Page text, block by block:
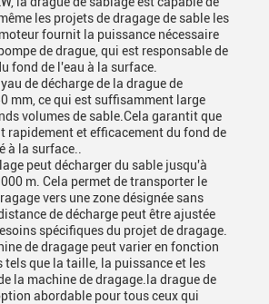
les projets de dragage de sable les
fournit la puissance nécessaire
de drague, qui est responsable de
fond de l'eau à la surface.
de décharge de la drague de
mm, ce qui est suffisamment large
volumes de sable.Cela garantit que
rapidement et efficacement du fond de
à la surface..
peut décharger du sable jusqu'à
m. Cela permet de transporter le
vers une zone désignée sans
de décharge peut être ajustée
spécifiques du projet de dragage.
de dragage peut varier en fonction
tels que la taille, la puissance et les
la machine de dragage.la drague de
abordable pour tous ceux qui